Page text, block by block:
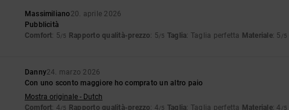
Massimiliano20. aprile 2026
Pubblicità
Comfort: 5/5 Rapporto qualità-prezzo: 5/5 Taglia: Taglia perfetta Materiale: 5 /5
Danny24. marzo 2026
Con uno sconto maggiore ho comprato un altro paio
Mostra originale - Dutch
Comfort: 4/5 Rapporto qualità-prezzo: 4/5 Taglia: Taglia perfetta Materiale: 4 /5